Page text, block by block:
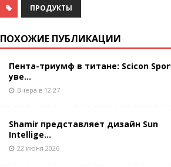
ПРОДУКТЫ
ПОХОЖИЕ ПУБЛИКАЦИИ
Пента-триумф в титане: Scicon
уве...
Вчера в 12:27
Shamir представляет дизайн Sun
Intellige...
22 июня 2026